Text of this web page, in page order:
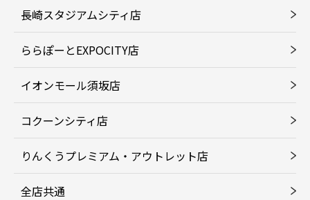
長崎スタジアムシティ店
ららぽーとEXPOCITY店
イオンモール須坂店
コクーンシティ店
りんくうプレミアム・アウトレット店
全店共通